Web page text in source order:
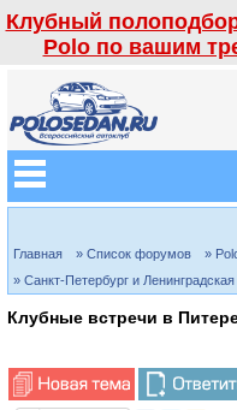
Клубный
Polo по вашим
Главная » Список форумов
»
» Санкт-Петербург и
Клубные встречи в